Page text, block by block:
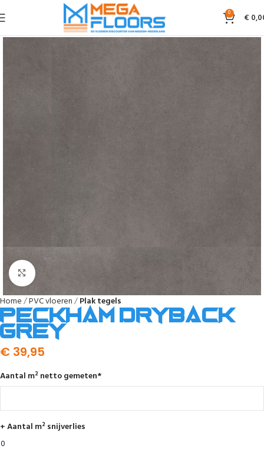
0 €
Home PVC vloeren Plak tegels
Peckham dryback
grey
€ 39,95
Aantal m² netto gemeten*
+ Aantal m² snijverlies
Afbeelding vergroten